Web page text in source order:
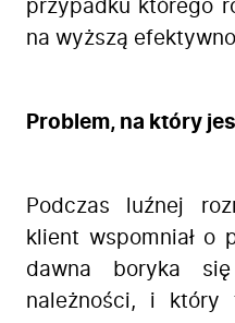
przypadku którego
na wyższą
Problem, na który
Podczas luźnej
klient wspomniał o
dawna boryka
należności, i